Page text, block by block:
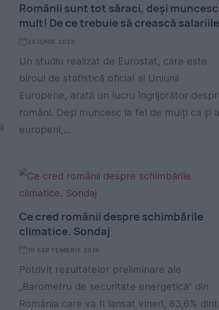
Românii sunt tot săraci, deși muncesc
mult! De ce trebuie să crească
23 IUNIE 2020
Un studiu realizat de Eurostat, care este
biroul de statistică oficial al Uniunii
Europene, arată un lucru îngrijorător
români. Deși muncesc la fel de mulți ca și
europeni,...
Ce cred românii despre schimbările
climatice. Sondaj
19 SEPTEMBRIE 2019
Potrivit rezultatelor preliminare ale
„Barometru de securitate energetică” din
România care va fi lansat vineri, 83,6%